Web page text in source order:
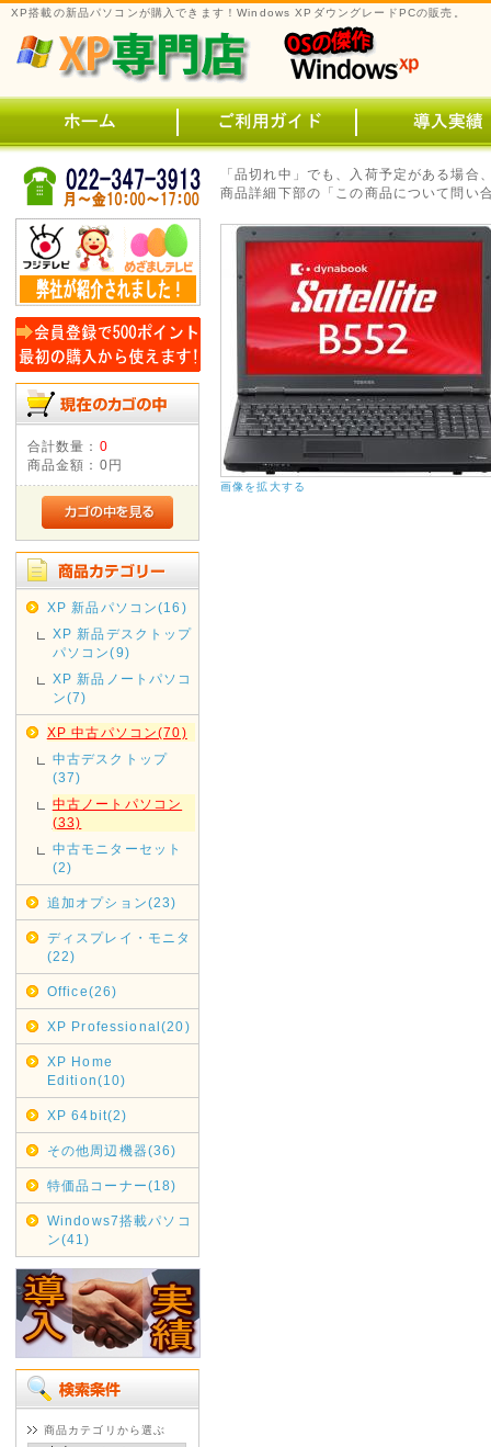
XP搭載の新品パソコンが購入できます！Windows XPダウングレードPCの販売。
合計数量： 0
商品金額： 0円
XP 新品パソコン(16)
XP 新品デスクトップ
パソコン(9)
XP 新品ノートパソコ
ン(7)
XP 中古パソコン(70)
中古デスクトップ
(37)
中古ノートパソコン
(33)
中古モニターセット
(2)
追加オプション(23)
ディスプレイ・モニタ
(22)
Office(26)
XP Professional(20)
XP Home
Edition(10)
XP 64bit(2)
その他周辺機器(36)
特価品コーナー(18)
Windows7搭載パソコ
ン(41)
商品カテゴリから選ぶ
「品切れ中」でも、入荷予定がある場
商品詳細下部の「この商品について問い
画像を拡大する